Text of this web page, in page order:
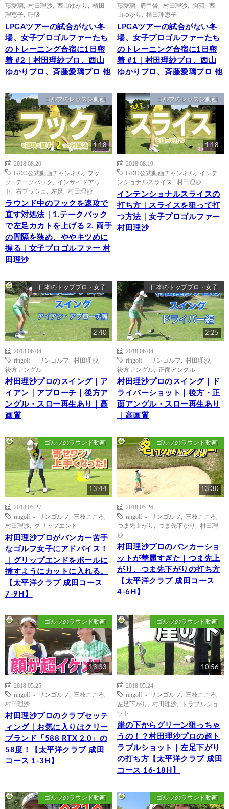
藤愛璃
村田理沙 西山ゆかり
植田
理恵子
呼吸
LPGAツアーの試合がない冬
場、女子プロゴルファーたち
のトレーニング合宿に1日密
着 #2｜村田理紗プロ、西山
ゆかりプロ、斉藤愛璃プロ 他
藤愛璃
肩甲骨 村田理沙 胸郭
西
山ゆかり
植田理恵子
LPGAツアーの試合がない冬
場、女子プロゴルファーたち
のトレーニング合宿に1日密
着 #1｜村田理紗プロ、西山
ゆかりプロ、斉藤愛璃プロ 他
ゴルフのレッスン動画
1:18
2018.08.20
GDO公式動画チャンネル
フッ
ク
テークバック
インサイドアウ
ト
右プッシュ 左足 村田理沙
ラウンド中のフックを速攻で
直す対処法｜1.テークバック
で左足カカトを上げる 2. 両手
の間隔を狭め、ややキツめに
握る｜女子プロゴルファー 村
田理沙
ゴルフのレッスン動画
1:18
2018.08.19
GDO公式動画チャンネル
インテ
ンショナルスライス
村田理沙
インテンショナルスライスの
打ち方｜スライスを狙って打
つ方法｜女子プロゴルファー
村田理沙
日本のトッププロ・女子
2:40
2018.06.04
ringolf - リンゴルフ
村田理沙
後方アングル
村田理沙プロのスイング｜ア
イアン｜アプローチ｜後方ア
ングル・スロー再生あり｜高
画質
日本のトッププロ・女子
2:25
2018.06.04
ringolf - リンゴルフ
村田理沙
後方アングル
正面アングル
村田理沙プロのスイング｜ド
ライバーショット｜後方・正
面アングル・スロー再生あり
｜高画質
ゴルフのラウンド動画
13:44
2018.05.27
ringolf - リンゴルフ
三枝こころ
村田理沙
グリップエンド
村田理沙プロがバンカー苦手
なゴルフ女子にアドバイス！
｜グリップエンドをボールに
挿すようにカットに入れる。
【太平洋クラブ 成田コース
7-9H】
ゴルフのラウンド動画
13:30
2018.05.26
ringolf - リンゴルフ
三枝こころ
つま先上がり
つま先下がり
村田理
沙
村田理沙プロのバンカーショ
ットが華麗すぎた｜つま先上
がり、つま先下がりの打ち方
【太平洋クラブ 成田コース
4-6H】
ゴルフのラウンド動画
13:33
2018.05.25
ringolf - リンゴルフ
三枝こころ
村田理沙
村田理沙プロのクラブセッテ
ィング｜お気に入りはクリー
ブランド「588 RTX 2.0」の
58度！【太平洋クラブ 成田
コース 1-3H】
ゴルフのラウンド動画
10:56
2018.05.24
ringolf - リンゴルフ
三枝こころ
左足下がり
村田理沙
トラブルショ
ット
崖の下からグリーン狙っちゃ
うの！？村田理沙プロの超ト
ラブルショット｜左足下がり
の打ち方【太平洋クラブ 成田
コース 16-18H】
ゴルフのラウンド動画 ゴルフのラウンド動画